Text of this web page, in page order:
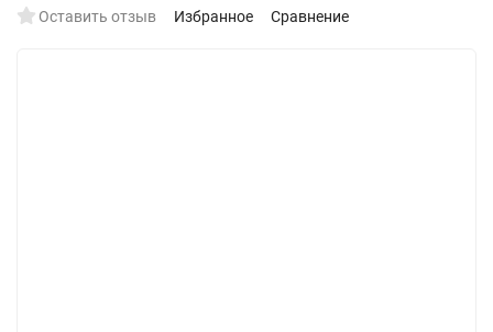
Оставить отзыв Избранное Сравнение